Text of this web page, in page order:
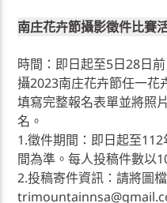
南庄花卉節攝影徵件比賽
時間：即日起至5日28日
攝2023南庄花卉節任一花
填寫完整報名表單並將照
名。
1.徵件期間：即日起至
間為準。每人投稿件數以
2.投稿寄件資訊：請將圖